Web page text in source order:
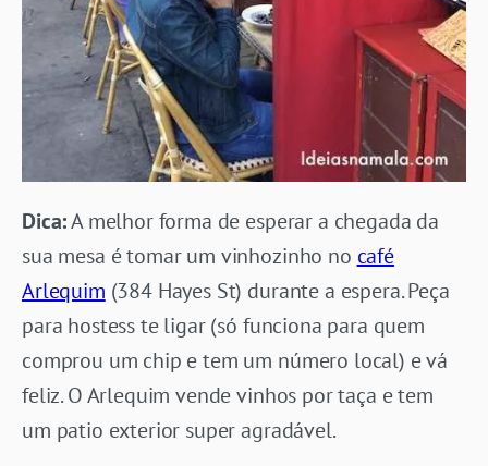
Dica:A melhor forma de esperar a chegada da
sua mesa é tomar um vinhozinho no café
Arlequim (384 Hayes St) durante a espera. Peça
para hostess te ligar (só funciona para quem
comprou um chip e tem um número local) e vá
feliz. O Arlequim vende vinhos por taça e tem
um patio exterior super agradável.